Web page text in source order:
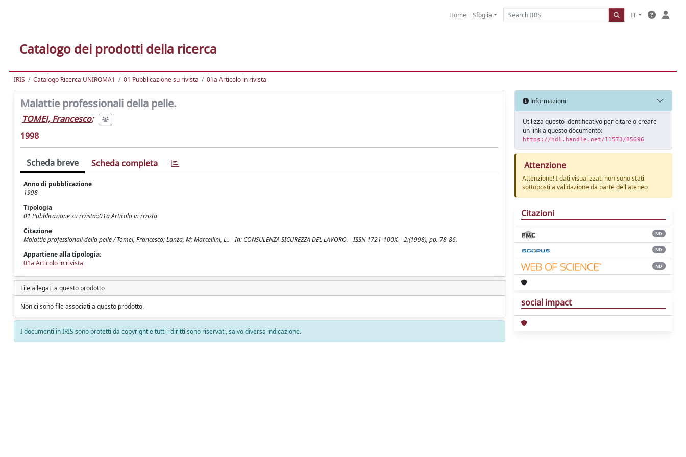
Home Sfoglia IT
Catalogo dei prodotti della ricerca
IRIS Catalogo Ricerca UNIROMA1 01 Pubblicazione su rivista 01a Articolo in rivista
Malattie professionali della pelle.
TOMEI, Francesco;
1998
Scheda breve Scheda completa
Anno di pubblicazione
1998
Tipologia
01 Pubblicazione su rivista::01a Articolo in rivista
Citazione
Malattie professionali della pelle / Tomei, Francesco; Lanza, M; Marcellini, L.. - In: CONSULENZA SICUREZZA DEL LAVORO. - ISSN 1721-100X. - 2:(1998), pp. 78-86.
Appartiene alla tipologia:
01a Articolo in rivista
File allegati a questo prodotto
Non ci sono file associati a questo prodotto.
I documenti in IRIS sono protetti da copyright e tutti i diritti sono riservati, salvo diversa indicazione.
Informazioni
Utilizza questo identificativo per citare o creare
un link a questo documento:
https://hdl.handle.net/11573/85696
Attenzione
Attenzione! I dati visualizzati non sono stati
sottoposti a validazione da parte dell'ateneo
Citazioni
ND
ND
ND
social impact